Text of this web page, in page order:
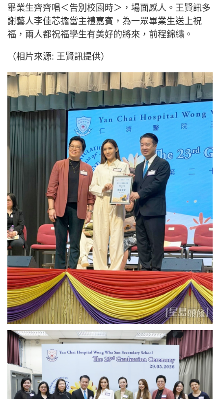
畢業生齊齊唱＜告別校園時＞，場面感人。王賢訊多
謝藝人李佳芯擔當主禮嘉賓，為一眾畢業生送上祝
福，兩人都祝福學生有美好的將來，前程錦繡。
（相片來源: 王賢訊提供）